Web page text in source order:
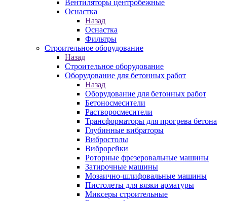
Вентиляторы центробежные
Оснастка
Назад
Оснастка
Фильтры
Строительное оборудование
Назад
Строительное оборудование
Оборудование для бетонных работ
Назад
Оборудование для бетонных работ
Бетоносмесители
Растворосмесители
Трансформаторы для прогрева бетона
Глубинные вибраторы
Вибростолы
Виброрейки
Роторные фрезеровальные машины
Затирочные машины
Мозаично-шлифовальные машины
Пистолеты для вязки арматуры
Миксеры строительные